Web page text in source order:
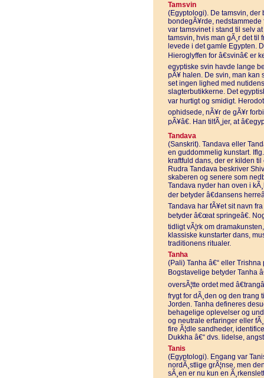
Tamsvin
(Egyptologi). De tamsvin, der
bondegÃ¥rde, nedstammede
var tamsvinet i stand til selv
tamsvin, hvis man gÃ¸r det
levede i det gamle Egypten.
Hieroglyffen for â€svinâ€ er
egyptiske svin havde lange
pÃ¥ halen. De svin, man kan
set ingen lighed med
slagterbutikkerne. Det
var hurtigt og smidigt. Herodot
ophidsede, nÃ¥r de gÃ¥r
pÃ¥â€. Han tilfÃ¸jer, at
Tandava
(Sanskrit). Tandava eller
en guddommelig kunstart.
kraftfuld dans, der er kilden
Rudra Tandava beskriver
skaberen og senere som
Tandava nyder han oven i
der betyder â€dansens
Tandava har fÃ¥et sit navn
betyder â€œat springeâ€.
tidligt vÃ¦rk om
klassiske kunstarter dans,
traditionens ritualer.
Tanha
(Pali) Tanha â€“ eller
Bogstavelige betyder Tanha
oversÃ¦tte ordet med
frygt for dÃ¸den og den trang
Jorden. Tanha defineres
behagelige oplevelser og
og neutrale erfaringer eller
fire Ã¦dle sandheder,
Dukkha â€“ dvs. lidelse,
Tanis
(Egyptologi). Engang var
nordÃ¸stlige grÃ¦nse, men
sÃ¸en er nu kun en